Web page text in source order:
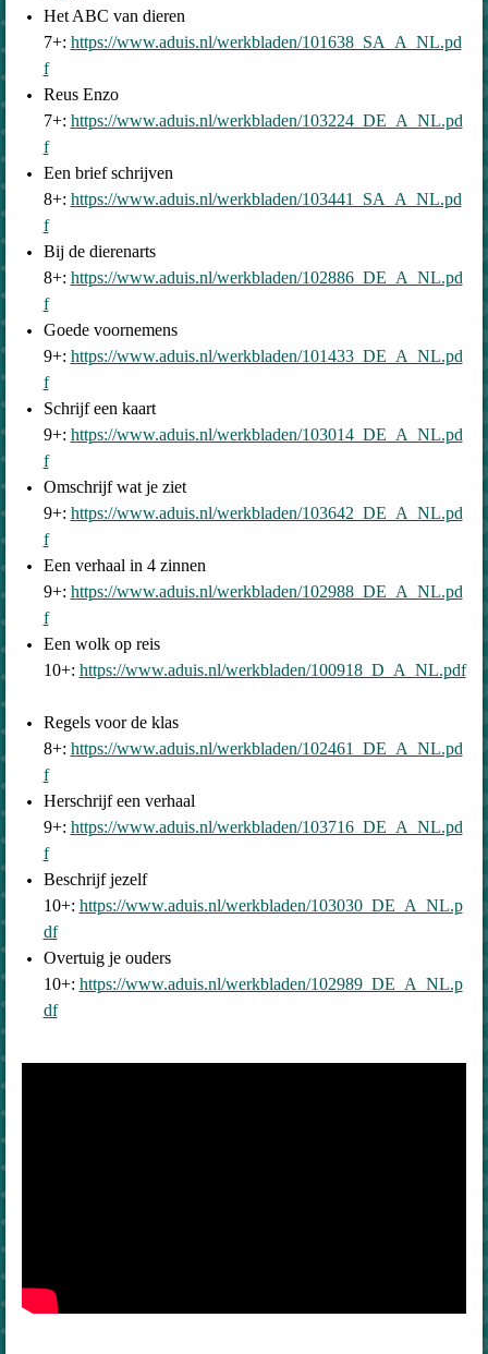
Het ABC van dieren
7+: https://www.aduis.nl/werkbladen/101638_SA_A_NL.pd
f
Reus Enzo
7+: https://www.aduis.nl/werkbladen/103224_DE_A_NL.pd
f
Een brief schrijven
8+: https://www.aduis.nl/werkbladen/103441_SA_A_NL.pd
f
Bij de dierenarts
8+: https://www.aduis.nl/werkbladen/102886_DE_A_NL.pd
f
Goede voornemens
9+: https://www.aduis.nl/werkbladen/101433_DE_A_NL.pd
f
Schrijf een kaart
9+: https://www.aduis.nl/werkbladen/103014_DE_A_NL.pd
f
Omschrijf wat je ziet
9+: https://www.aduis.nl/werkbladen/103642_DE_A_NL.pd
f
Een verhaal in 4 zinnen
9+: https://www.aduis.nl/werkbladen/102988_DE_A_NL.pd
f
Een wolk op reis
10+: https://www.aduis.nl/werkbladen/100918_D_A_NL.pdf
Regels voor de klas
8+: https://www.aduis.nl/werkbladen/102461_DE_A_NL.pd
f
Herschrijf een verhaal
9+: https://www.aduis.nl/werkbladen/103716_DE_A_NL.pd
f
Beschrijf jezelf
10+: https://www.aduis.nl/werkbladen/103030_DE_A_NL.p
df
Overtuig je ouders
10+: https://www.aduis.nl/werkbladen/102989_DE_A_NL.p
df